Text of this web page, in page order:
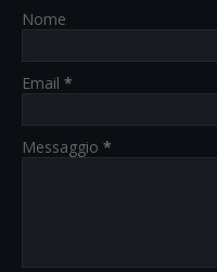
Nome
Email *
Messaggio *